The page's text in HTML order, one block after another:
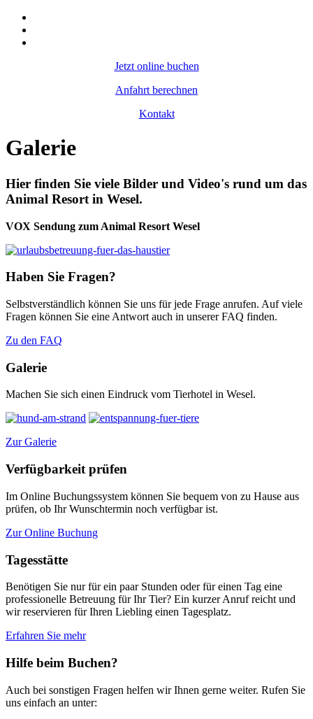
Jetzt online buchen
Anfahrt berechnen
Kontakt
Galerie
Hier finden Sie viele Bilder und Video's rund um das
Animal Resort in Wesel.
VOX Sendung zum Animal Resort Wesel
Haben Sie Fragen?
Selbstverständlich können Sie uns für jede Frage anrufen. Auf viele
Fragen können Sie eine Antwort auch in unserer FAQ finden.
Zu den FAQ
Galerie
Machen Sie sich einen Eindruck vom Tierhotel in Wesel.
Zur Galerie
Verfügbarkeit prüfen
Im Online Buchungssystem können Sie bequem von zu Hause aus
prüfen, ob Ihr Wunschtermin noch verfügbar ist.
Zur Online Buchung
Tagesstätte
Benötigen Sie nur für ein paar Stunden oder für einen Tag eine
professionelle Betreuung für Ihr Tier? Ein kurzer Anruf reicht und
wir reservieren für Ihren Liebling einen Tagesplatz.
Erfahren Sie mehr
Hilfe beim Buchen?
Auch bei sonstigen Fragen helfen wir Ihnen gerne weiter. Rufen Sie
uns einfach an unter: